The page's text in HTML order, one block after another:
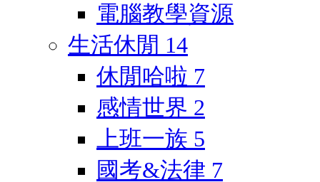
電腦教學資源
生活休閒 14
休閒哈啦 7
感情世界 2
上班一族 5
國考&法律 7